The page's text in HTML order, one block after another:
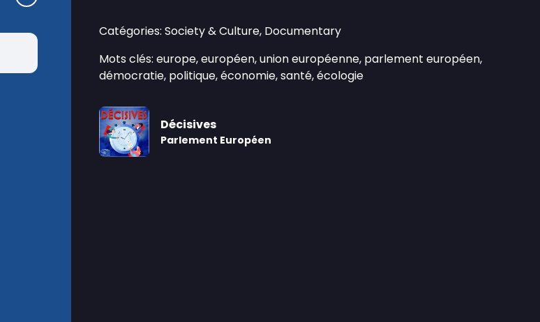
Catégories: Society & Culture, Documentary
Mots clés: europe, européen, union européenne, parlement européen,
démocratie, politique, économie, santé, écologie
Décisives
Parlement Européen